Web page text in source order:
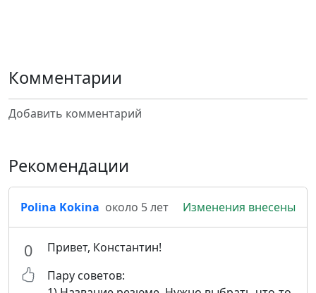
Комментарии
Добавить комментарий
Рекомендации
Polina Kokina около 5 лет Изменения внесены
0
Привет, Константин!
Пару советов: